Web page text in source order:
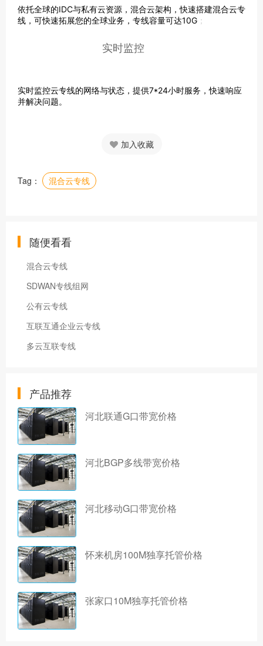
依托全球的IDC与私有云资源，混合云架构，快速搭建混合云专
线，可快速拓展您的全球业务，专线容量可达10G ；
实时监控
实时监控云专线的网络与状态，提供7*24小时服务，快速响应
并解决问题。
加入收藏
Tag： 混合云专线
随便看看
混合云专线
SDWAN专线组网
公有云专线
互联互通企业云专线
多云互联专线
产品推荐
河北联通G口带宽价格
河北BGP多线带宽价格
河北移动G口带宽价格
怀来机房100M独享托管价格
张家口10M独享托管价格